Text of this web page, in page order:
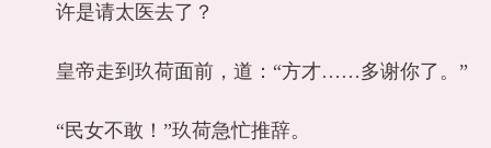
许是请太医去了？
皇帝走到玖荷面前，道：“方才……多谢你了。”
“民女不敢！”玖荷急忙推辞。